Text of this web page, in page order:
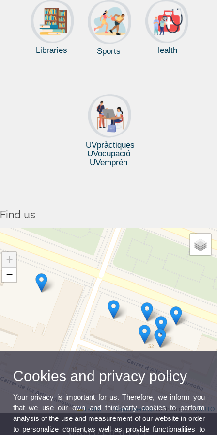
La cuina del reportatge: Naiara Reig
Libraries Sports Health
UVpràctiques
UVocupació
UVemprén
Find us
+
−
Leaflet |©OpenStreetMapcontributors ©CARTO
Cookies and privacy policy
Your privacy is important for us. Therefore, we inform you
that we use our own and third-party cookies to perform
analysis of the use and measurement of our website in order
to personalize content,as well as provide functionalities to